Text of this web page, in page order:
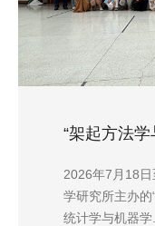
2026年7月18
学研究所主办
统计学与机器学...